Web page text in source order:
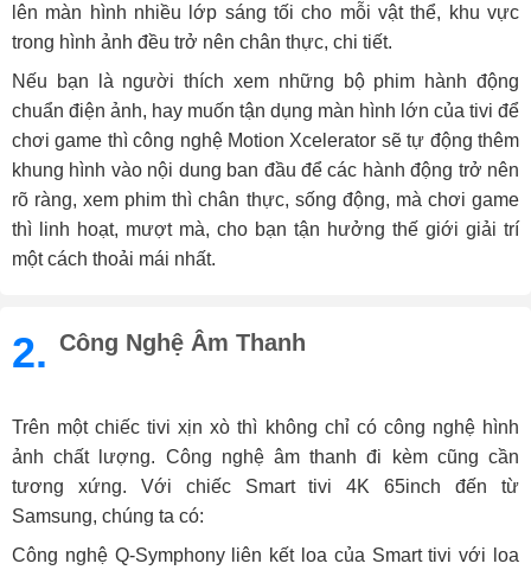
lên màn hình nhiều lớp sáng tối cho mỗi vật thể, khu vực
trong hình ảnh đều trở nên chân thực, chi tiết.
Nếu bạn là người thích xem những bộ phim hành động
chuẩn điện ảnh, hay muốn tận dụng màn hình lớn của tivi để
chơi game thì công nghệ Motion Xcelerator sẽ tự động thêm
khung hình vào nội dung ban đầu để các hành động trở nên
rõ ràng, xem phim thì chân thực, sống động, mà chơi game
thì linh hoạt, mượt mà, cho bạn tận hưởng thế giới giải trí
một cách thoải mái nhất.
2. Công Nghệ Âm Thanh
Trên một chiếc tivi xịn xò thì không chỉ có công nghệ hình
ảnh chất lượng. Công nghệ âm thanh đi kèm cũng cần
tương xứng. Với chiếc Smart tivi 4K 65inch đến từ
Samsung, chúng ta có:
Công nghệ Q-Symphony liên kết loa của Smart tivi với loa